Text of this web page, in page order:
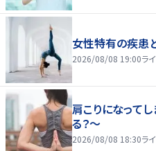
女性特有の疾患
2026/08/08 19:00ラ
肩こりになって
る？～
2026/08/08 18:30ラ